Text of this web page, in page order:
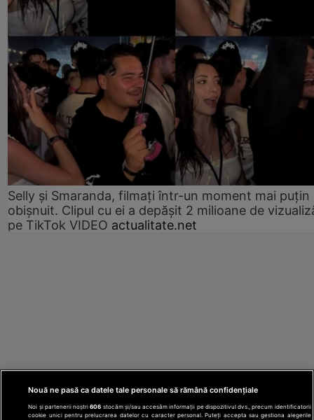
Selly și Smaranda, filmați într-un moment mai puțin
obișnuit. Clipul cu ei a depășit 2 milioane de
pe TikTok VIDEO actualitate.net
Nouă ne pasă ca datele tale personale să rămână confidențiale
Noi și partenerii noștri606 stocăm și/sau accesăm informații pe dispozitivul dvs., precum identificatorii
cookie unici pentru prelucrarea datelor cu caracter personal. Puteți accepta sau gestiona alegerile